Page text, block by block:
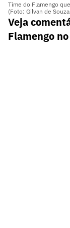
Time do Flamengo
(Foto: Gilvan de
Veja
Flamengo